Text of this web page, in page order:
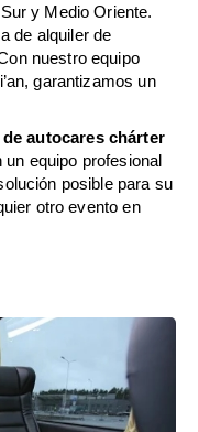
y Medio Oriente.
de alquiler de
nuestro equipo
garantizamos un
de autocares chárter
equipo profesional
posible para su
otro evento en